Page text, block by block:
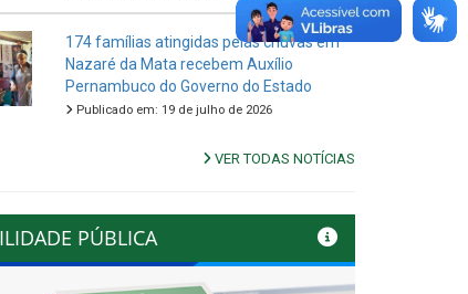
174 famílias atingidas pelas chuvas em
Nazaré da Mata recebem Auxílio
Pernambuco do Governo do Estado
Publicado em: 19 de julho de 2026
VER TODAS NOTÍCIAS
PÚBLICA